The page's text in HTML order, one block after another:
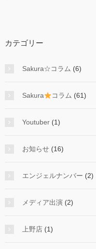
カテゴリー
Sakura☆コラム (6)
Sakura コラム (61)
Youtuber (1)
お知らせ (16)
エンジェルナンバー (2)
メディア出演 (2)
上野店 (1)